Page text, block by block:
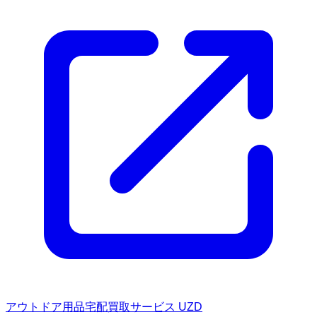
アウトドア用品宅配買取サービス UZD